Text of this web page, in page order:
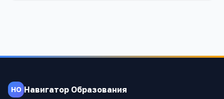
НО Навигатор Образования